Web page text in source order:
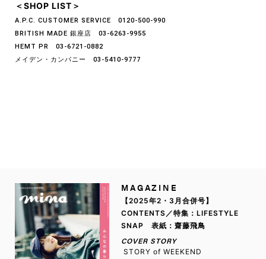
＜SHOP LIST＞
A.P.C. CUSTOMER SERVICE 0120-500-990
BRITISH MADE 銀座店 03-6263-9955
HEMT PR 03-6721-0882
メイデン・カンパニー 03-5410-9777
MAGAZINE
【2025年2・3月合併号】
CONTENTS／特集：LIFESTYLE
SNAP 表紙：齋藤飛鳥
COVER STORY
STORY of WEEKEND